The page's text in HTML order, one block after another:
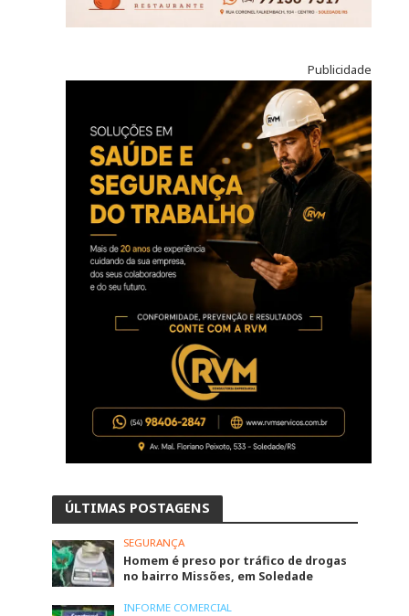
Publicidade
ÚLTIMAS POSTAGENS
SEGURANÇA
Homem é preso por tráfico de drogas
no bairro Missões, em Soledade
INFORME COMERCIAL